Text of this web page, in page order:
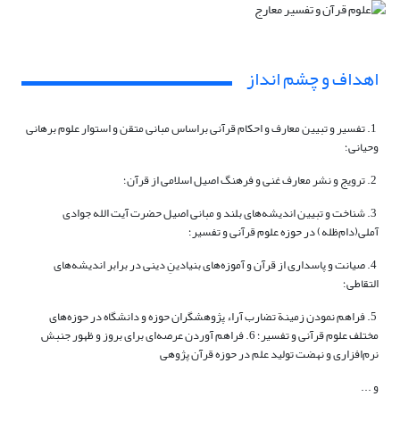
اهداف و چشم انداز
1. تفسیر و تبیین معارف و احکام قرآنی براساس مبانی متقن و استوار علوم برهانی
وحیانی؛
3. شناخت و تبیین اندیشه‌های بلند و مبانی اصیل حضرت آیت الله جوادی
آملی(دام‌ظله)در حوزه علوم قرآنی و تفسیر؛
4. صیانت و پاسداری از قرآن و آموزه‌های بنیادینِ دینی در برابر اندیشه‌های
التقاطی؛
5. فراهم ‌نمودن زمینة تضارب آراء پژوهشگران حوزه و دانشگاه در حوزه‌های
مختلف علوم قرآنی و تفسیر؛ 6. فراهم آوردن عرصه‌ای برای بروز و ظهور جنبش
نرم‌افزاری و نهضت تولید علم در حوزه قرآن پژوهی
و ...